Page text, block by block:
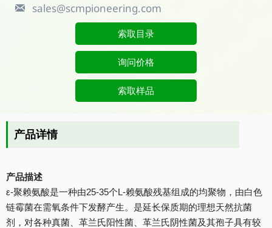
 sales@scmpioneering.com
索取目录
询问价格
索取样品
产品详情
产品描述
ε-聚赖氨酸是一种由25-35个L-赖氨酸残基组成的均聚物，由白色
链霉菌在需氧条件下发酵产生。是延长保质期的理想天然抗菌
剂，对各种真菌、革兰氏阳性菌、革兰氏阴性菌及其孢子具有较